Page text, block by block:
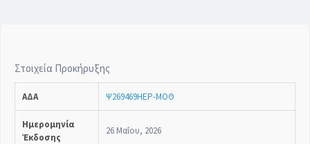
Στοιχεία Προκήρυξης
ΑΔΑ Ψ269469ΗΕΡ-ΜΟΘ
Ημερομηνία
Έκδοσης
26 Μαΐου, 2026